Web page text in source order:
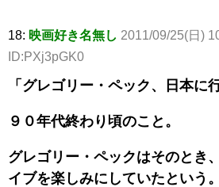
18: 映画好き名無し 2011/09/25(日)
ID:PXj3pGK0
「グレゴリー・ペック、日本に
９０年代終わり頃のこと。
グレゴリー・ペックはそのとき
イブを楽しみにしていたという。